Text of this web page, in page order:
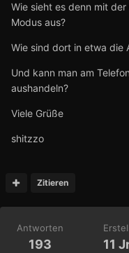
Wie sieht es denn mit
Modus aus?
Wie sind dort in etwa die
Und kann man am
aushandeln?
Viele Grüße
shitzzo
Zitieren
Antworten
193 11